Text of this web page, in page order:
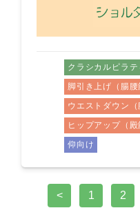
クラシカルピラテ
脚引き上げ（腸腰
ウエストダウン（
ヒップアップ（殿
仰向け
< 1 2